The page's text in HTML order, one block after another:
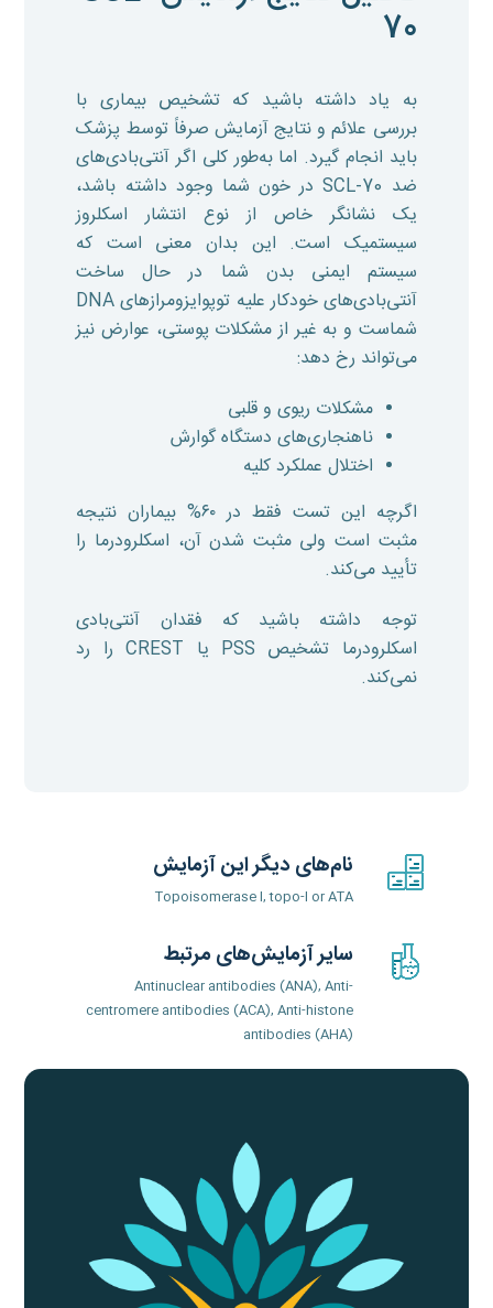
70
به یاد داشته باشید که تشخیص بیماری با
بررسی علائم و نتایج آزمایش صرفاً توسط پزشک
باید انجام گیرد. اما به‌طور کلی اگر آنتی‌بادی‌های
ضد SCL-70 در خون شما وجود داشته باشد،
یک نشانگر خاص از نوع انتشار اسکلروز
سیستمیک است. این بدان معنی است که
سیستم ایمنی بدن شما در حال ساخت
آنتی‌بادی‌های خودکار علیه توپوایزومرازهای DNA
شماست و به غیر از مشکلات پوستی، عوارض نیز
می‌تواند رخ دهد:
مشکلات ریوی و قلبی
ناهنجاری‌های دستگاه گوارش
اختلال عملکرد کلیه
اگرچه این تست فقط در ۶٠% بیماران نتیجه
مثبت است ولی مثبت شدن آن، اسکلرودرما را
تأیید می‌کند.
توجه داشته باشید که فقدان آنتی‌بادی
اسکلرودرما تشخیص PSS یا CREST را رد
نمی‌کند.
نام‌های دیگر این آزمایش
Topoisomerase I, topo-I or ATA
سایر آزمایش‌های مرتبط
Antinuclear antibodies (ANA), Anti-
centromere antibodies (ACA), Anti-histone
antibodies (AHA)